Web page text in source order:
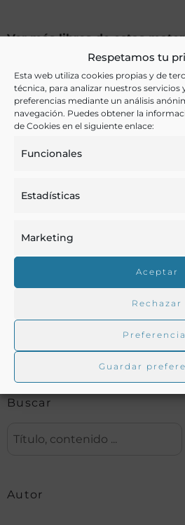
Respetamos tu
Esta web utiliza cookies propias y de
técnica, para analizar nuestros servicios
preferencias mediante un análisis
navegación. Puedes obtener la
de Cookies en el siguiente enlace:
Funcionales
Estadísticas
Marketing
Aceptar
Rechazar
Guardar
Ver más libros de estas
Agricultura,Economía y
Industria y Tecnología
Ver más libros con las
Agricultura,Comercio
Buscar en la
Biblioteca digital Duque
Buscar
Autor